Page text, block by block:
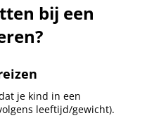
bij een
je kind in een
leeftijd/gewicht).